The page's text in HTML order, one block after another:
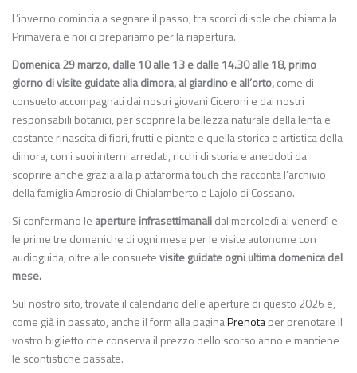
L’inverno comincia a segnare il passo, tra scorci di sole che chiama la
Primavera e noi ci prepariamo per la riapertura.
Domenica 29 marzo, dalle 10 alle 13 e dalle 14.30 alle 18, primo
giorno di visite guidate alla dimora, al giardino e all’orto,come di
consueto accompagnati dai nostri giovani Ciceroni e dai nostri
responsabili botanici, per scoprire la bellezza naturale della lenta e
costante rinascita di fiori, frutti e piante e quella storica e artistica della
dimora, con i suoi interni arredati, ricchi di storia e aneddoti da
scoprire anche grazia alla piattaforma touch che racconta l’archivio
della famiglia Ambrosio di Chialamberto e Lajolo di Cossano.
Si confermano le aperture infrasettimanalidal mercoledì al venerdì e
le prime tre domeniche di ogni mese per le visite autonome con
audioguida, oltre alle consuetevisite guidate ogni ultima domenica del
mese.
Sul nostro sito, trovate il calendario delle aperture di questo 2026 e,
come già in passato, anche il form alla paginaPrenotaper prenotare il
vostro biglietto che conserva il prezzo dello scorso anno e mantiene
le scontistiche passate.